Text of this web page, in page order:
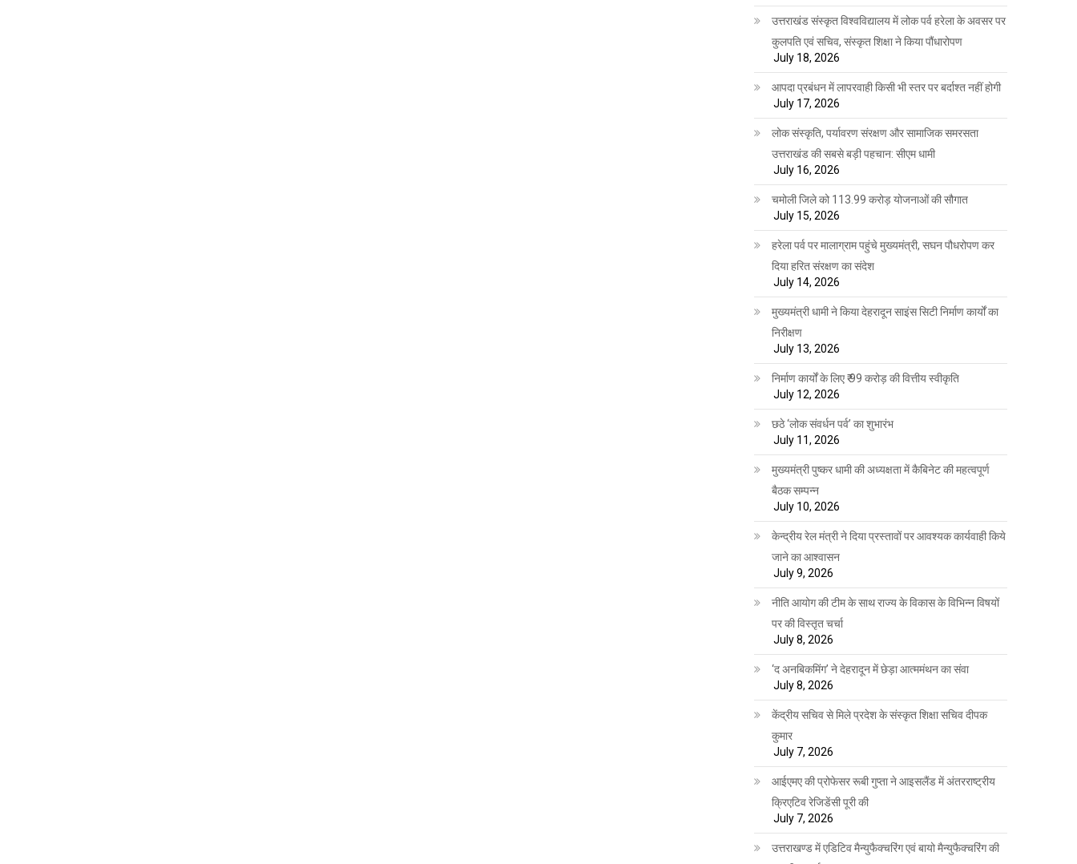
उत्तराखंड संस्कृत विश्वविद्यालय में लोक पर्व हरेला के अवसर पर
कुलपति एवं सचिव, संस्कृत शिक्षा ने किया पौंधारोपण
July 18, 2026
आपदा प्रबंधन में लापरवाही किसी भी स्तर पर बर्दाश्त नहीं होगी
July 17, 2026
लोक संस्कृति, पर्यावरण संरक्षण और सामाजिक समरसता
उत्तराखंड की सबसे बड़ी पहचान: सीएम धामी
July 16, 2026
चमोली जिले को 113.99 करोड़ योजनाओं की सौगात
July 15, 2026
हरेला पर्व पर मालाग्राम पहुंचे मुख्यमंत्री, सघन पौधरोपण कर
दिया हरित संरक्षण का संदेश
July 14, 2026
मुख्यमंत्री धामी ने किया देहरादून साइंस सिटी निर्माण कार्यों का
निरीक्षण
July 13, 2026
निर्माण कार्यों के लिए ₹ 99 करोड़ की वित्तीय स्वीकृति
July 12, 2026
छठे ‘लोक संवर्धन पर्व’ का शुभारंभ
July 11, 2026
मुख्यमंत्री पुष्कर धामी की अध्यक्षता में कैबिनेट की महत्वपूर्ण
बैठक सम्पन्न
July 10, 2026
केन्द्रीय रेल मंत्री ने दिया प्रस्तावों पर आवश्यक कार्यवाही किये
जाने का आश्वासन
July 9, 2026
नीति आयोग की टीम के साथ राज्य के विकास के विभिन्न विषयों
पर की विस्तृत चर्चा
July 8, 2026
‘द अनबिकमिंग’ ने देहरादून में छेड़ा आत्ममंथन का संवा
July 8, 2026
केंद्रीय सचिव से मिले प्रदेश के संस्कृत शिक्षा सचिव दीपक
कुमार
July 7, 2026
आईएमए की प्रोफेसर रूबी गुप्ता ने आइसलैंड में अंतरराष्ट्रीय
क्रिएटिव रेजिडेंसी पूरी की
July 7, 2026
उत्तराखण्ड में एडिटिव मैन्युफैक्चरिंग एवं बायो मैन्युफैक्चरिंग की